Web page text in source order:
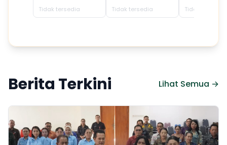
Tidak tersedia
Tidak tersedia
Tidak tersedia
Berita Terkini Lihat Semua →